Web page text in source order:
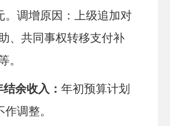
。调增原因：
上级追加对
、共同事权转移支付补
。
结余收入：年初预算计划
调整。